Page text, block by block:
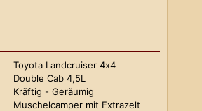
Toyota Landcruiser 4x4
Double Cab 4,5L
Kräftig - Geräumig
Muschelcamper mit Extrazelt